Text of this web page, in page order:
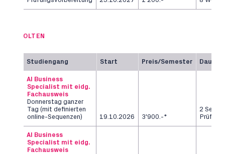
OLTEN
Studiengang Start Preis/Semester Dauer
AI Business
Specialist mit eidg.
Fachausweis
Donnerstag ganzer
Tag (mit definierten
online-Sequenzen)
19.10.2026 3'900.-*
2
AI Business
Specialist mit eidg.
Fachausweis